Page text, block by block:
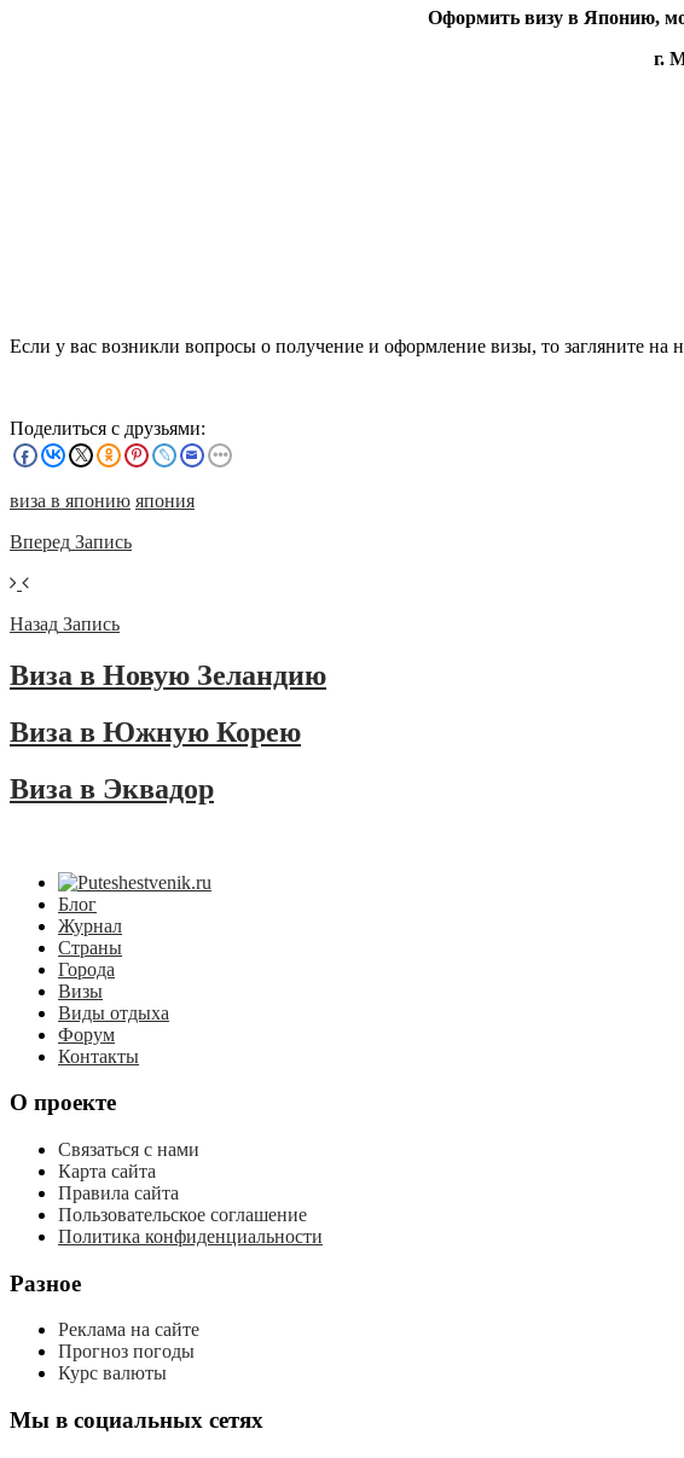
Оформить визу в Японию,
г.
Если у вас возникли вопросы о получение и оформление визы, то загляните на
Поделиться с друзьями:
виза в японию япония
Вперед Запись
Назад Запись
Виза в Новую Зеландию
Виза в Южную Корею
Виза в Эквадор
Блог
Журнал
Страны
Города
Визы
Виды отдыха
Форум
Контакты
О проекте
Связаться с нами
Карта сайта
Правила сайта
Пользовательское соглашение
Политика конфиденциальности
Разное
Реклама на сайте
Прогноз погоды
Курс валюты
Мы в социальных сетях